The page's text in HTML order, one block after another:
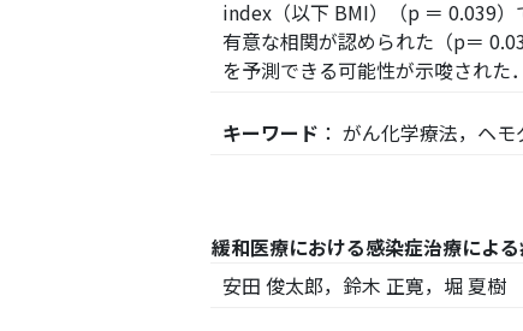
index（以下 BMI）（p ＝ 0.039
有意な相関が認められた（p＝
を予測できる可能性が示唆された．
キーワード ： がん化学療法，ヘ
緩和医療における感染症治療によ
安田 俊太郎，鈴木 正寛，堀 夏樹